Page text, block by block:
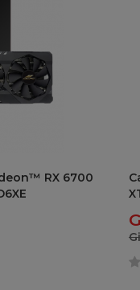
RX 6700